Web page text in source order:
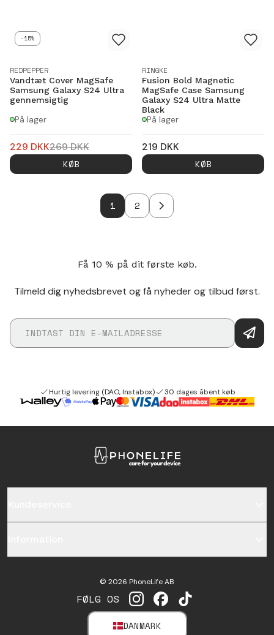
-15%
REDPEPPER
Vandtæt Cover MagSafe
Samsung Galaxy S24 Ultra
gennemsigtig
På lager
229 DKK269DKK
KØB
RINGKE
Fusion Bold Magnetic
MagSafe Case Samsung
Galaxy S24 Ultra Matte
Black
På lager
219 DKK
KØB
1 2
Få 10 % på dit første køb.
Tilmeld dig nyhedsbrevet og få nyheder og tilbud først.
Hurtig levering (DAO, Instabox) 30 dages åbent køb
FØLG OS INSTAGRAM
FACEBOOKTIKTOK
DANMARK
© 2026 PhoneLife AB